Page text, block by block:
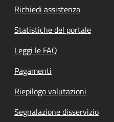
Richiedi assistenza
Statistiche del portale
Leggi le FAQ
Pagamenti
Riepilogo valutazioni
Segnalazione disservizio